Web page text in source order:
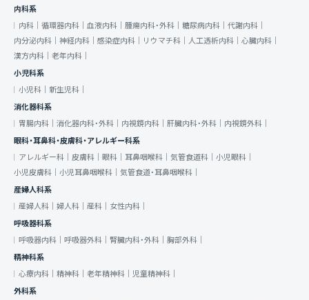
内科系
内科｜ 循環器内科｜ 血液内科｜ 腫瘍内科・外科｜ 糖尿病内科｜ 代謝内科｜
内分泌内科｜ 神経内科｜ 感染症内科｜ リウマチ科｜ 人工透析内科｜ 心臓内科｜
漢方内科｜ 老年内科｜
小児科系
小児科｜ 新生児科｜
消化器科系
胃腸内科｜ 消化器内科・外科｜ 内視鏡内科｜ 肝臓内科・外科｜ 内視鏡外科｜
眼科・耳鼻科・皮膚科・アレルギー科系
アレルギー科｜ 皮膚科｜ 眼科｜ 耳鼻咽喉科｜ 気管食道科｜ 小児眼科｜
小児皮膚科｜ 小児耳鼻咽喉科｜ 気管食道・耳鼻咽喉科｜
産婦人科系
産婦人科｜ 婦人科｜ 産科｜ 女性内科｜
呼吸器科系
呼吸器内科｜ 呼吸器外科｜ 腎臓内科・外科｜ 胸部外科｜
精神科系
心療内科｜ 精神科｜ 老年精神科｜ 児童精神科｜
外科系